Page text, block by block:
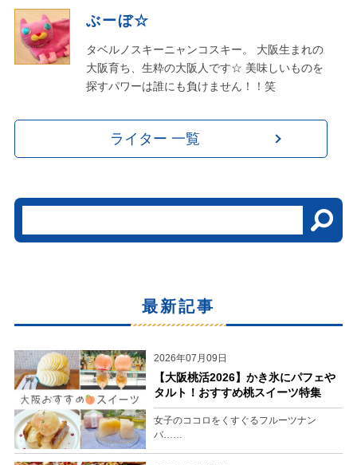
ぶーぼ☆
タベルノスキーニャンコスキー。 大阪生まれの
大阪育ち、生粋の大阪人です☆ 美味しいものを
探すパワーは誰にも負けません！！笑
ライター 一覧
最新記事
2026年07月09日
【大阪桃活2026】かき氷にパフェや
タルト！おすすめ桃スイーツ特集
女子のココロをくすぐるフルーツナン
バ……